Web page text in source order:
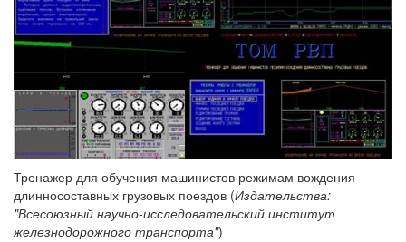
Тренажер для обучения машинистов режимам вождения
длинносоставных грузовых поездов (Издательства:
"Всесоюзный научно-исследовательский институт
железнодорожного транспорта")